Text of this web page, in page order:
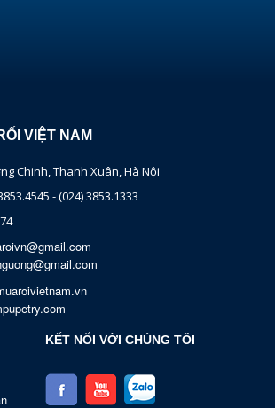
VIỆT NAM
Chinh, Thanh Xuân, Hà Nội
- (024) 3853.1333
KẾT NỐI VỚI CHÚNG TÔI